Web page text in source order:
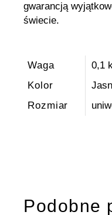
gwarancją
świecie.
Waga
0,1
Kolor
Rozmiar
Podobne